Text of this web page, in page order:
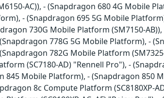
AC)), - (Snapdragon 680 4G Mobile
- (Snapdragon 695 5G Mobile
730G Mobile Platform (SM7150-
778G 5G Mobile Platform), -
782G Mobile Platform
(SC7180-AD) "Rennell Pro"), -
845 Mobile Platform), - (Snapdragon 850
8c Compute Platform (SC8180XP-